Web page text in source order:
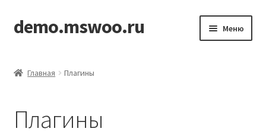
Перейти
к
Перейти
к
demo.mswoo.ru Меню
Магазин
Главная Плагины
Плагины